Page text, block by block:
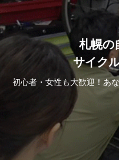
札幌の
サイク
初心者・女性も大歓迎！あ